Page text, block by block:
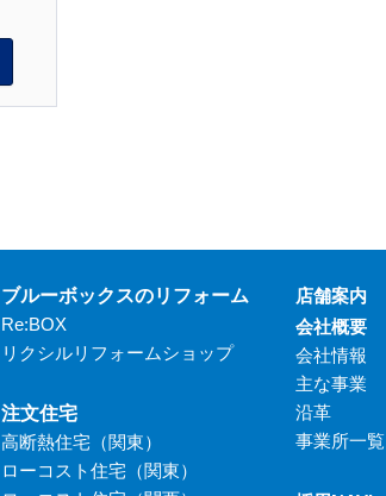
ブルーボックスのリフォーム
Re:BOX
リクシルリフォームショップ
注文住宅
高断熱住宅（関東）
ローコスト住宅（関東）
店舗案内
会社概要
会社情報
主な事業
沿革
事業所一覧